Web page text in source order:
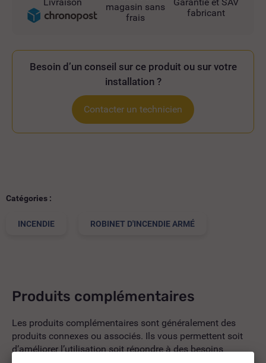
magasin sans
frais
fabricant
Besoin d’un conseil sur ce produit ou sur votre
installation ?
Contacter un technicien
Catégories :
INCENDIE ROBINET D'INCENDIE ARMÉ
Produits complémentaires
Les produits complémentaires sont généralement des
produits connexes ou associés. Ils vous permettent soit
d’améliorer l’utilisation soit répondre à des besoins